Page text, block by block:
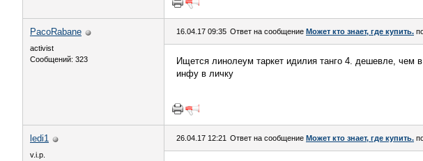
PacoRabane
activist
Сообщений: 323
16.04.17 09:35 Ответ на сообщение Может кто знает, где купить.
Ищется линолеум таркет идилия танго 4. дешевле, чем в
инфу в личку
ledi1
v.i.p.
26.04.17 12:21 Ответ на сообщение Может кто знает, где купить.